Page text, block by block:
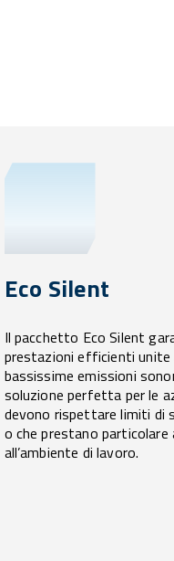
Eco Silent
Il pacchetto Eco Silent
prestazioni efficienti unite
bassissime emissioni
soluzione perfetta per le
devono rispettare limiti di
o che prestano
all’ambiente di lavoro.